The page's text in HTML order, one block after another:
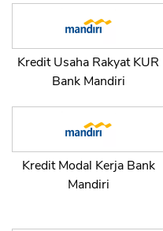
Kredit Usaha Rakyat KUR
Bank Mandiri
Kredit Modal Kerja Bank
Mandiri